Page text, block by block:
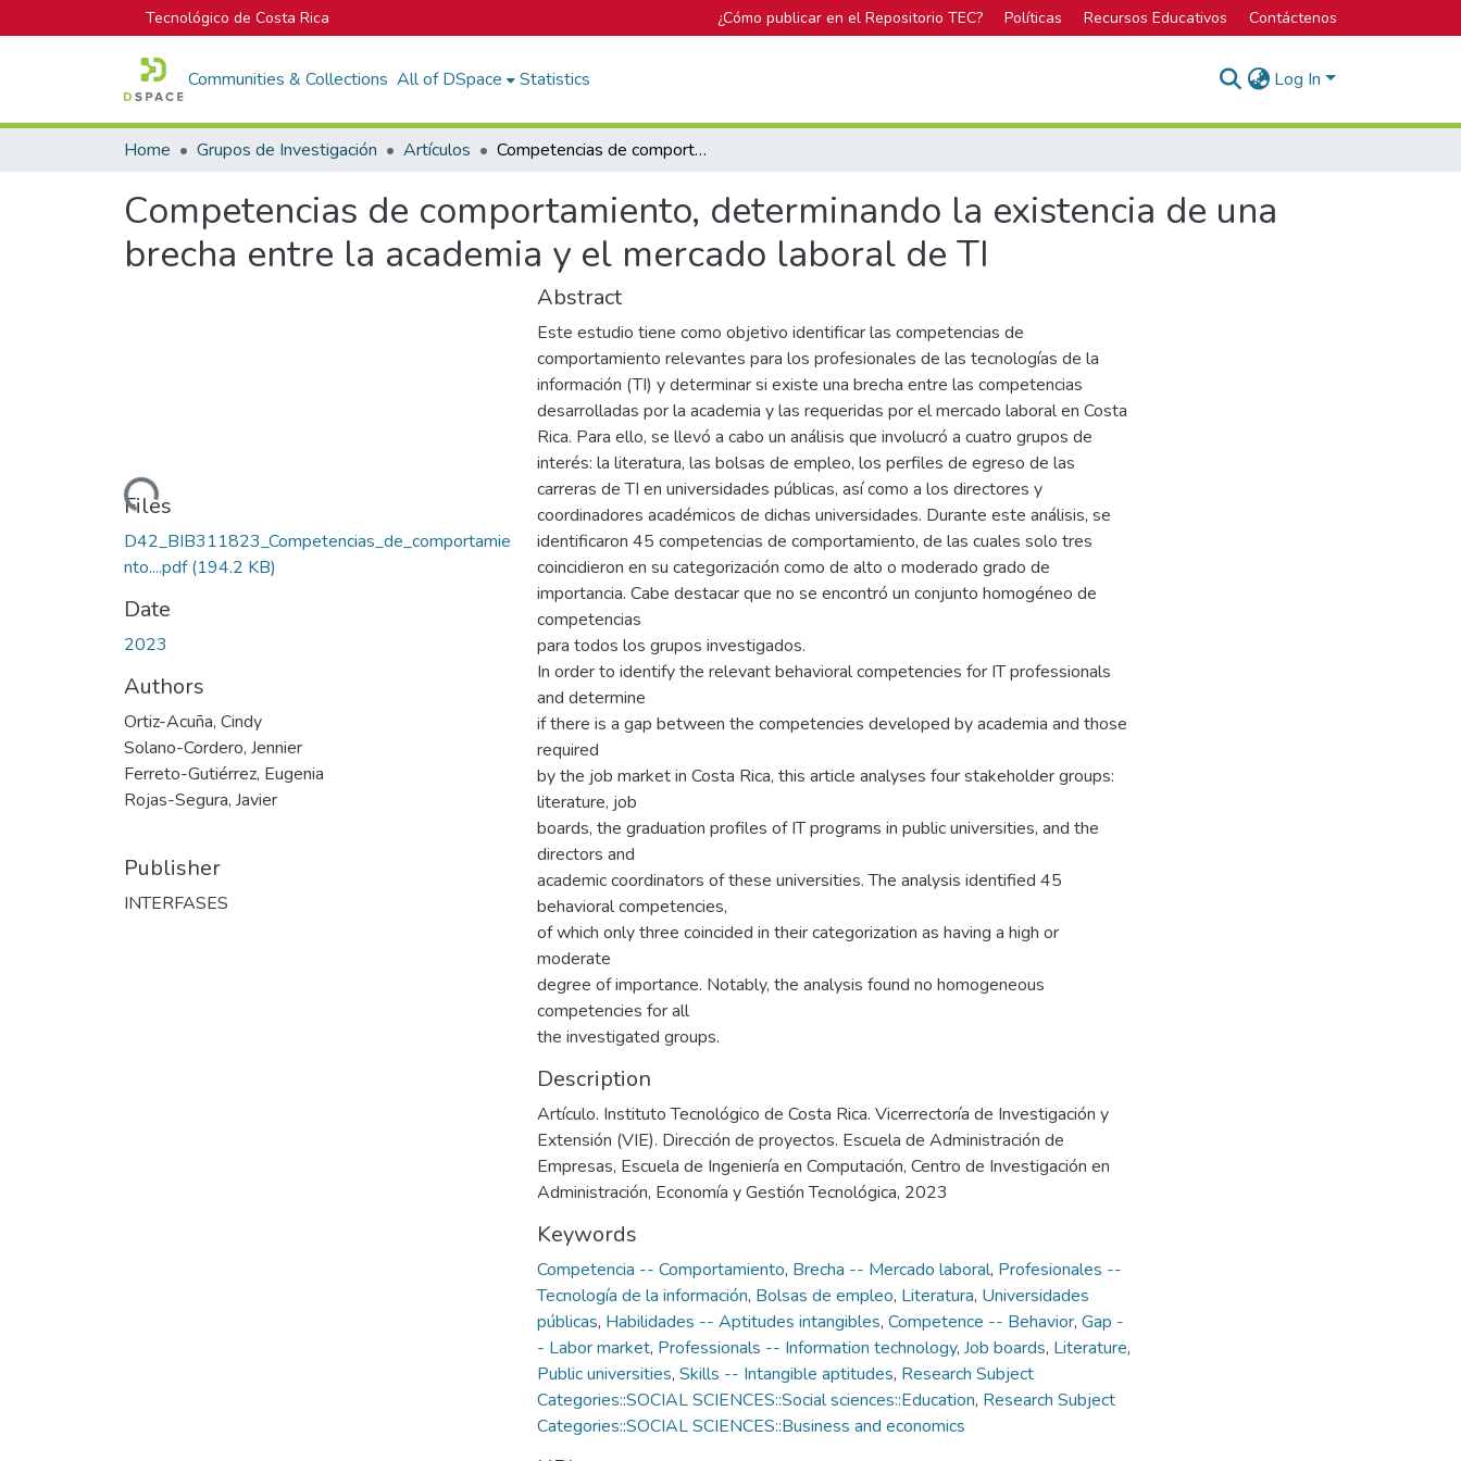
Tecnológico de Costa Rica ¿Cómo publicar en el Repositorio TEC? Políticas Recursos Educativos Contáctenos
Communities & Collections All of DSpace Statistics Log In
Home Grupos de Investigación Artículos Competencias de comportamiento, determinando la existencia de una brecha entre la academia y el mercado laboral de TI
Competencias de comportamiento, determinando la existencia de una
brecha entre la academia y el mercado laboral de TI
Loading...
Files
D42_BIB311823_Competencias_de_comportamie
nto....pdf(194.2 KB)
Date
2023
Authors
Ortiz-Acuña, Cindy
Solano-Cordero, Jennier
Ferreto-Gutiérrez, Eugenia
Rojas-Segura, Javier
Publisher
INTERFASES
Abstract
Este estudio tiene como objetivo identificar las competencias de
comportamiento relevantes para los profesionales de las tecnologías de la
información (TI) y determinar si existe una brecha entre las competencias
desarrolladas por la academia y las requeridas por el mercado laboral en Costa
Rica. Para ello, se llevó a cabo un análisis que involucró a cuatro grupos de
interés: la literatura, las bolsas de empleo, los perfiles de egreso de las
carreras de TI en universidades públicas, así como a los directores y
coordinadores académicos de dichas universidades. Durante este análisis, se
identificaron 45 competencias de comportamiento, de las cuales solo tres
coincidieron en su categorización como de alto o moderado grado de
importancia. Cabe destacar que no se encontró un conjunto homogéneo de
competencias
para todos los grupos investigados.
In order to identify the relevant behavioral competencies for IT professionals
and determine
if there is a gap between the competencies developed by academia and those
required
by the job market in Costa Rica, this article analyses four stakeholder groups:
literature, job
boards, the graduation profiles of IT programs in public universities, and the
directors and
academic coordinators of these universities. The analysis identified 45
behavioral competencies,
of which only three coincided in their categorization as having a high or
moderate
degree of importance. Notably, the analysis found no homogeneous
competencies for all
the investigated groups.
Description
Artículo. Instituto Tecnológico de Costa Rica. Vicerrectoría de Investigación y
Extensión (VIE). Dirección de proyectos. Escuela de Administración de
Empresas, Escuela de Ingeniería en Computación, Centro de Investigación en
Administración, Economía y Gestión Tecnológica, 2023
Keywords
Competencia -- Comportamiento, Brecha -- Mercado laboral, Profesionales --
Tecnología de la información, Bolsas de empleo, Literatura, Universidades
públicas, Habilidades -- Aptitudes intangibles, Competence -- Behavior, Gap -
- Labor market, Professionals -- Information technology, Job boards, Literature,
Public universities, Skills -- Intangible aptitudes, Research Subject
Categories::SOCIAL SCIENCES::Social sciences::Education, Research Subject
Categories::SOCIAL SCIENCES::Business and economics